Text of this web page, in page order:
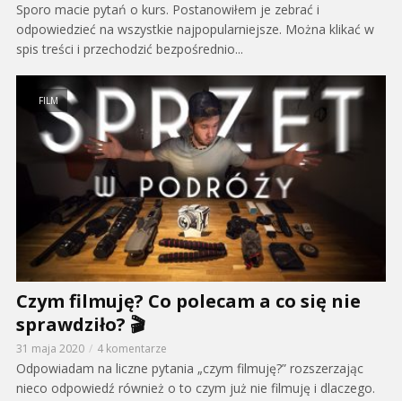
Sporo macie pytań o kurs. Postanowiłem je zebrać i
odpowiedzieć na wszystkie najpopularniejsze. Można klikać w
spis treści i przechodzić bezpośrednio...
FILM
Czym filmuję? Co polecam a co się nie
sprawdziło? 🎬
31 maja 2020 4 komentarze
Odpowiadam na liczne pytania „czym filmuję?” rozszerzając
nieco odpowiedź również o to czym już nie filmuję i dlaczego.